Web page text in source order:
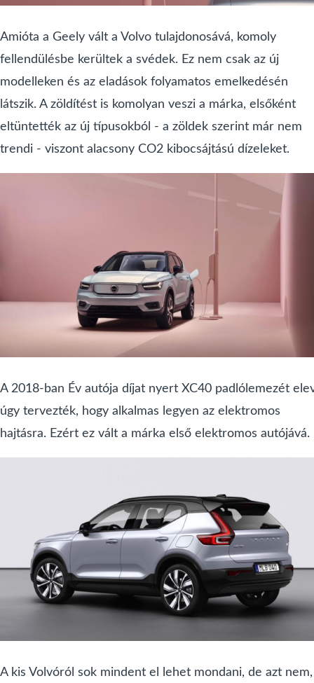
Amióta a Geely vált a Volvo tulajdonosává, komoly
fellendülésbe kerültek a svédek. Ez nem csak az új
modelleken és az eladások folyamatos emelkedésén
látszik. A zöldítést is komolyan veszi a márka, elsőként
eltüntették az új típusokból - a zöldek szerint már nem
trendi - viszont alacsony CO2 kibocsájtású dízeleket.
A 2018-ban Év autója díjat nyert XC40 padlólemezét
úgy tervezték, hogy alkalmas legyen az elektromos
hajtásra. Ezért ez vált a márka első elektromos autójává.
A kis Volvóról sok mindent el lehet mondani, de azt nem,